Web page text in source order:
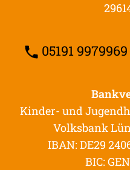
05191
Kinder- und
Volksbank
IBAN: DE29
BIC: